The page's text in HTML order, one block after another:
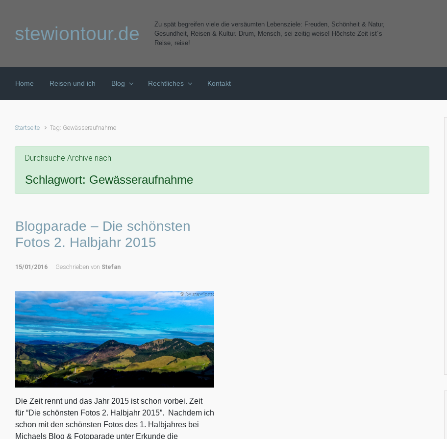
stewiontour.de
Zu spät begreifen viele die versäumten Lebensziele: Freuden, Schönheit & Natur,
Gesundheit, Reisen & Kultur. Drum, Mensch, sei zeitig weise! Höchste Zeit ist´s
Reise, reise!
Home Reisen und ich Blog Rechtliches Kontakt
Startseite Tag: Gewässeraufnahme
Durchsuche Archive nach
Schlagwort: Gewässeraufnahme
Blogparade – Die schönsten
Fotos 2. Halbjahr 2015
15/01/2016 Geschrieben von Stefan
Die Zeit rennt und das Jahr 2015 ist schon vorbei. Zeit
für “Die schönsten Fotos 2. Halbjahr 2015”. Nachdem ich
schon mit den schönsten Fotos des 1. Halbjahres bei
Michaels Blog & Fotoparade unter Erkunde die